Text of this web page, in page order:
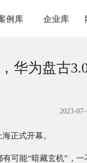
例库 企业库
华为盘古
2023-07-
正式开幕。
可能“暗藏玄机”，一